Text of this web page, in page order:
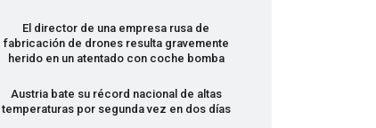
El director de una empresa rusa de
fabricación de drones resulta gravemente
herido en un atentado con coche bomba
Austria bate su récord nacional de altas
temperaturas por segunda vez en dos días